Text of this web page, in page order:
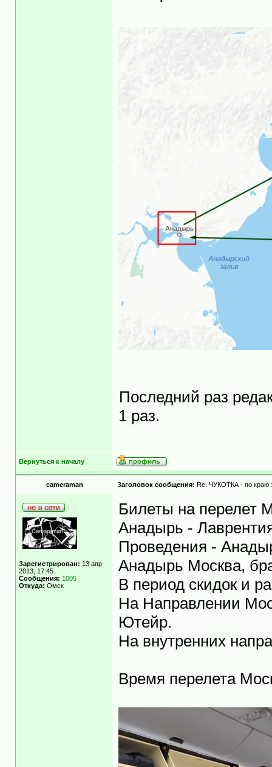
Последний раз
1 раз.
Вернуться к началу
cameraman Заголовок сообщения: Re: ЧУКОТКА - по краю
Зарегистрирован: 13 апр
2013, 17:45
Сообщения: 1005
Откуда: Омск
Билеты на перелет
Анадырь -
Проведения -
Анадырь Москва,
В период скидок и
На Направлении
Ютейр.
На внутренних
Время перелета